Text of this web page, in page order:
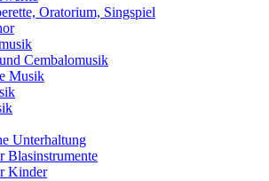
Oratorium, Singspiel
Cembalomusik
Musik
Unterhaltung
Blasinstrumente
Kinder